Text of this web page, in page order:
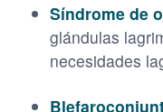
Síndrome de
glándulas
necesidades